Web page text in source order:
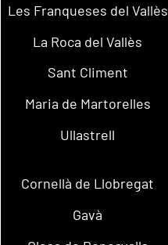
Les Franqueses del Vallès
La Roca del Vallès
Sant Climent
Maria de Martorelles
Ullastrell
Cornellà de Llobregat
Gavà